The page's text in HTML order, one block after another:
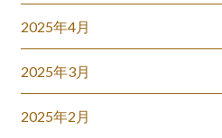
2025年4月
2025年3月
2025年2月